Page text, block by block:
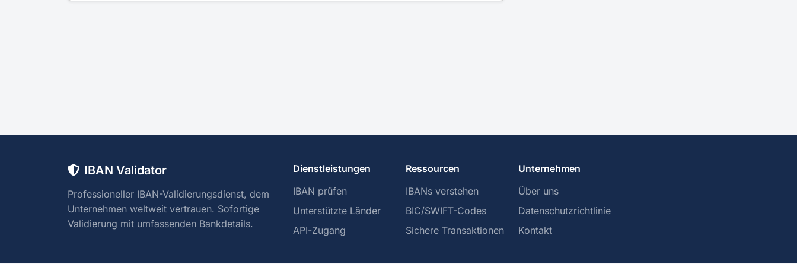
IBAN Validator
Professioneller IBAN-Validierungsdienst, dem
Unternehmen weltweit vertrauen. Sofortige
Validierung mit umfassenden Bankdetails.
Dienstleistungen
IBAN prüfen
Unterstützte Länder
API-Zugang
Ressourcen
IBANs verstehen
BIC/SWIFT-Codes
Sichere Transaktionen
Unternehmen
Über uns
Datenschutzrichtlinie
Kontakt